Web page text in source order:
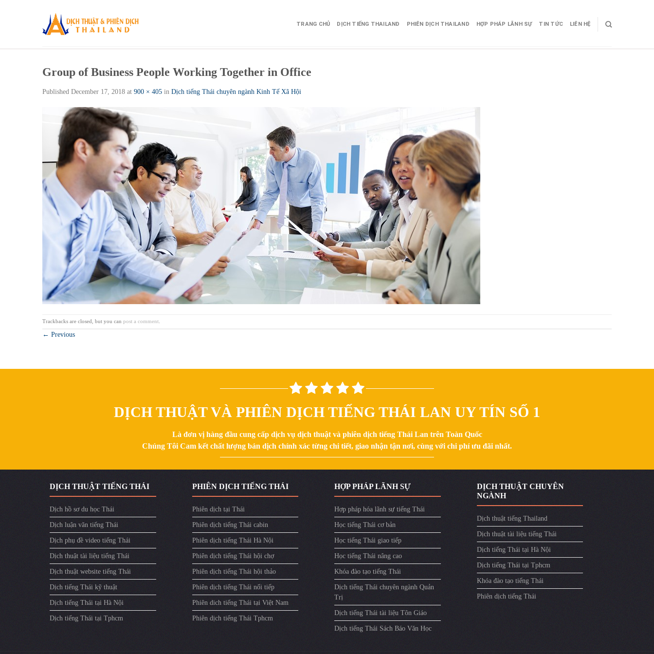
TRANG CHỦ DỊCH TIẾNG THAILAND PHIÊN DỊCH THAILAND HỢP PHÁP LÃNH SỰ TIN TỨC LIÊN HỆ
Group of Business People Working Together in Office
Published December 17, 2018 at 900 × 405 in Dịch tiếng Thái chuyên ngành Kinh Tế Xã Hội
Trackbacks are closed, but you can post a comment.
← Previous
DỊCH THUẬT VÀ PHIÊN DỊCH TIẾNG THÁI LAN UY TÍN SỐ 1
Là đơn vị hàng đầu cung cấp dịch vụ dịch thuật và phiên dịch tiếng Thái Lan trên Toàn Quốc
Chúng Tôi Cam kết chất lượng bản dịch chính xác từng chi tiết, giao nhận tận nơi, cùng với chi phí ưu đãi nhất.
DỊCH THUẬT TIẾNG THÁI
Dịch hồ sơ du học Thái
Dịch luận văn tiếng Thái
Dịch phụ đề video tiếng Thái
Dịch thuật tài liệu tiếng Thái
Dịch thuật website tiếng Thái
Dịch tiếng Thái kỹ thuật
Dịch tiếng Thái tại Hà Nội
Dịch tiếng Thái tại Tphcm
PHIÊN DỊCH TIẾNG THÁI
Phiên dịch tại Thái
Phiên dịch tiếng Thái cabin
Phiên dịch tiếng Thái Hà Nội
Phiên dịch tiếng Thái hội chợ
Phiên dịch tiếng Thái hội thảo
Phiên dịch tiếng Thái nối tiếp
Phiên dich tiếng Thái tại Việt Nam
Phiên dịch tiếng Thái Tphcm
HỢP PHÁP LÃNH SỰ
Hợp pháp hóa lãnh sự tiếng Thái
Học tiếng Thái cơ bản
Học tiếng Thái giao tiếp
Học tiếng Thái nâng cao
Khóa đào tạo tiếng Thái
Dịch tiếng Thái chuyên ngành Quản
Trị
Dịch tiếng Thái tài liệu Tôn Giáo
Dịch tiếng Thái Sách Báo Văn Học
DỊCH THUẬT CHUYÊN
NGÀNH
Dịch thuật tiếng Thailand
Dịch thuật tài liệu tiếng Thái
Dịch tiếng Thái tại Hà Nội
Dịch tiếng Thái tại Tphcm
Khóa đào tạo tiếng Thái
Phiên dịch tiếng Thái